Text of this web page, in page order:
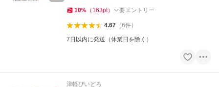
10% （ 163pt） 要エントリー
4.67（6件）
7日以内に発送（休業日を除く）
津軽びいどろ